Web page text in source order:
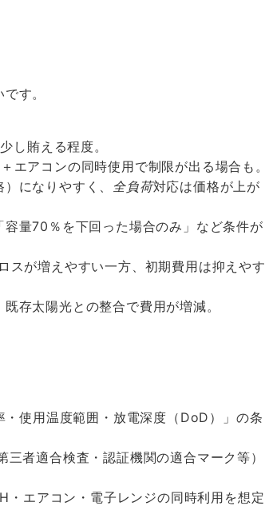
す。
し賄える程度。
エアコンの同時使用で制限が出る場合も。
になりやすく、 全負荷対応は価格が上が
量70％を下回った場合のみ」など条件が
スが増えやすい一方、初期費用は抑えやす
存太陽光との整合で費用が増減。
・使用温度範囲・放電深度（DoD）」の条
者適合検査・認証機関の適合マーク等）
・エアコン・電子レンジの同時利用を想定